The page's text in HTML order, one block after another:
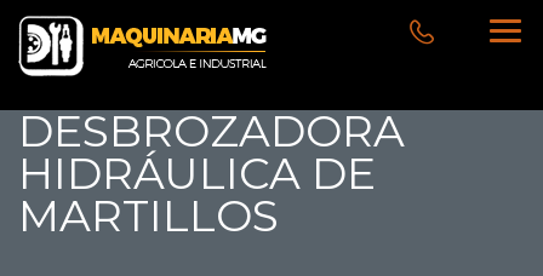
DESBROZADORA
HIDRÁULICA DE
MARTILLOS